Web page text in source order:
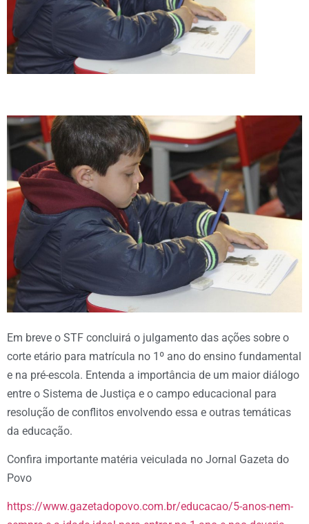
Em breve o STF concluirá o julgamento das ações sobre o
corte etário para matrícula no 1º ano do ensino fundamental
e na pré-escola. Entenda a importância de um maior diálogo
entre o Sistema de Justiça e o campo educacional para
resolução de conflitos envolvendo essa e outras temáticas
da educação.
Confira importante matéria veiculada no Jornal Gazeta do
Povo
https://www.gazetadopovo.com.br/educacao/5-anos-nem-